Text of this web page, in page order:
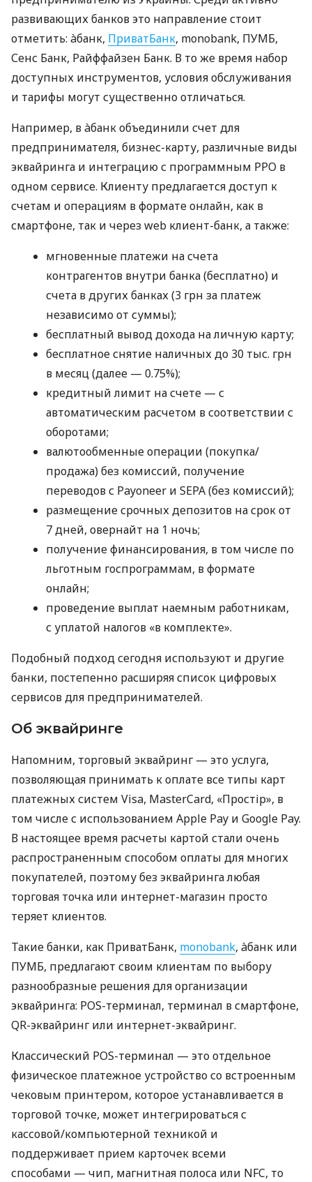
развивающих банков это направление стоит
отметить: àбанк, ПриватБанк, monobank, ПУМБ,
Сенс Банк, Райффайзен Банк. В то же время набор
доступных инструментов, условия обслуживания
и тарифы могут существенно отличаться.
Например, в àбанк объединили счет для
предпринимателя, бизнес-карту, различные виды
эквайринга и интеграцию с программным РРО в
одном сервисе. Клиенту предлагается доступ к
счетам и операциям в формате онлайн, как в
смартфоне, так и через web клиент-банк, а также:
мгновенные платежи на счета
контрагентов внутри банка (бесплатно) и
счета в других банках (3 грн за платеж
независимо от суммы);
бесплатный вывод дохода на личную карту;
бесплатное снятие наличных до 30 тыс. грн
в месяц (далее — 0.75%);
кредитный лимит на счете — с
автоматическим расчетом в соответствии с
оборотами;
валютообменные операции (покупка/
продажа) без комиссий, получение
переводов с Payoneer и SEPA (без комиссий);
размещение срочных депозитов на срок от
7 дней, овернайт на 1 ночь;
получение финансирования, в том числе по
льготным госпрограммам, в формате
онлайн;
проведение выплат наемным работникам,
с уплатой налогов «в комплекте».
Подобный подход сегодня используют и другие
банки, постепенно расширяя список цифровых
сервисов для предпринимателей.
Об эквайринге
Напомним, торговый эквайринг — это услуга,
позволяющая принимать к оплате все типы карт
платежных систем Visa, MasterCard, «Простір», в
том числе с использованием Apple Pay и Google Pay.
В настоящее время расчеты картой стали очень
распространенным способом оплаты для многих
покупателей, поэтому без эквайринга любая
торговая точка или интернет-магазин просто
теряет клиентов.
Такие банки, как ПриватБанк, monobank, àбанк или
ПУМБ, предлагают своим клиентам по выбору
разнообразные решения для организации
эквайринга: POS-терминал, терминал в смартфоне,
QR-эквайринг или интернет-эквайринг.
Классический POS-терминал — это отдельное
физическое платежное устройство со встроенным
чековым принтером, которое устанавливается в
торговой точке, может интегрироваться с
кассовой/компьютерной техникой и
поддерживает прием карточек всеми
способами — чип, магнитная полоса или NFC, то